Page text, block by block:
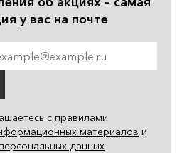
у вас на почте
с правилами
материалов и
данных